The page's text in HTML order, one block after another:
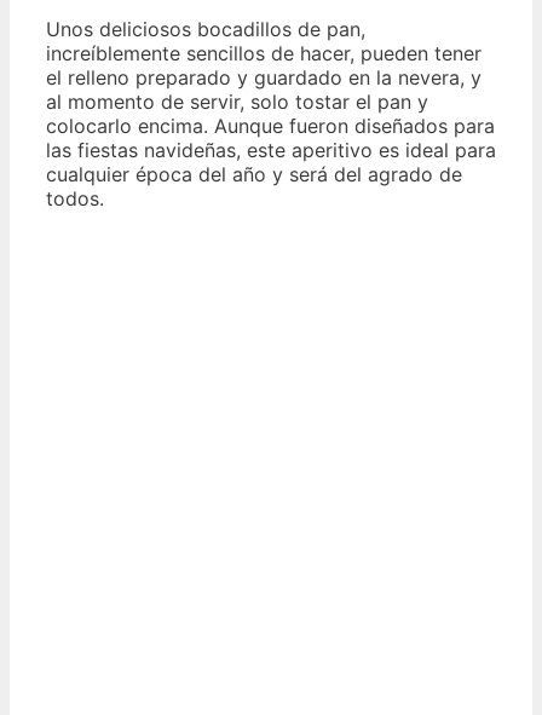
Unos deliciosos bocadillos de pan,
increíblemente sencillos de hacer, pueden tener
el relleno preparado y guardado en la nevera, y
al momento de servir, solo tostar el pan y
colocarlo encima. Aunque fueron diseñados para
las fiestas navideñas, este aperitivo es ideal para
cualquier época del año y será del agrado de
todos.